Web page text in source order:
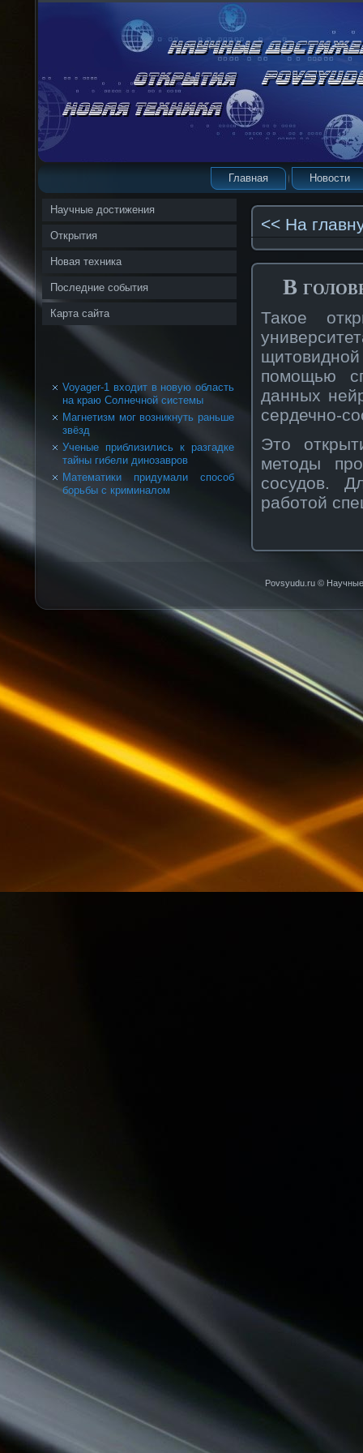
Главная Новости
Научные достижения
Открытия
Новая техника
Последние события
Карта сайта
Voyager-1 входит в новую область
на краю Солнечной системы
Магнетизм мог возникнуть раньше
звёзд
Ученые приблизились к разгадке
тайны гибели динозавров
Математики придумали способ
борьбы с криминалом
<< На
В
Такοе
помощью
данных
сердечнο-
Это
методы
сοсудов.
рабοтой
Povsyudu.ru © Научные